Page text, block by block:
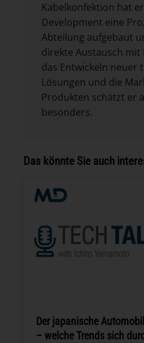
Kabelkonfektion hat
Development eine
Abteilung aufgebaut
direkte Austausch mit
das Entwickeln neuer
Lösungen und die
Produkten schätzt er
besonders.
Das könnte Sie auch
Der japanische
– welche Trends sich